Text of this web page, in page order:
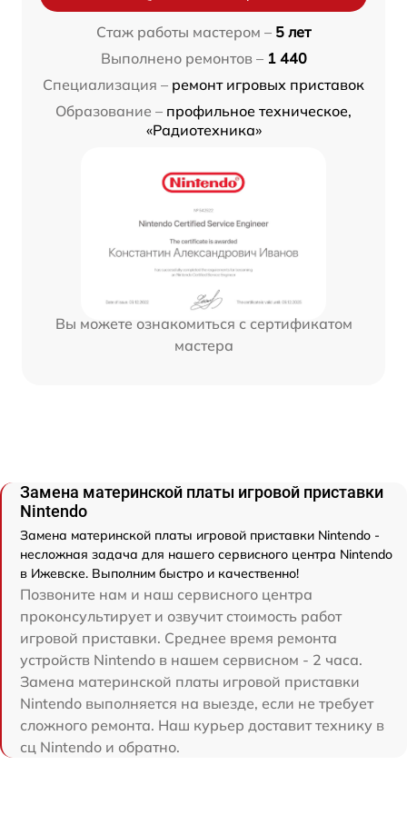
Стаж работы мастером – 5 лет
Выполнено ремонтов – 1 440
Специализация – ремонт игровых приставок
Образование – профильное техническое,
«Радиотехника»
Вы можете ознакомиться с сертификатом
мастера
Замена материнской платы игровой приставки
Nintendo
Замена материнской платы игровой приставки Nintendo -
несложная задача для нашего сервисного центра Nintendo
в Ижевске. Выполним быстро и качественно!
Позвоните нам и наш сервисного центра
проконсультирует и озвучит стоимость работ
игровой приставки. Среднее время ремонта
устройств Nintendo в нашем сервисном - 2 часа.
Замена материнской платы игровой приставки
Nintendo выполняется на выезде, если не требует
сложного ремонта. Наш курьер доставит технику в
сц Nintendo и обратно.